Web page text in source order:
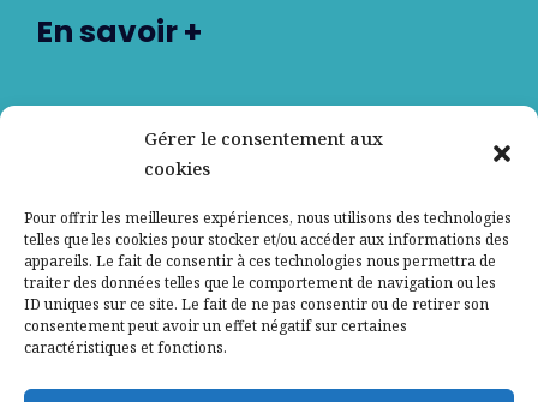
Gérer le consentement aux
cookies
Pour offrir les meilleures expériences, nous utilisons des technologies
telles que les cookies pour stocker et/ou accéder aux informations des
appareils. Le fait de consentir à ces technologies nous permettra de
traiter des données telles que le comportement de navigation ou les
ID uniques sur ce site. Le fait de ne pas consentir ou de retirer son
consentement peut avoir un effet négatif sur certaines
caractéristiques et fonctions.
En savoir +
Nos partenaires
Contactez-nous
Mentions légales